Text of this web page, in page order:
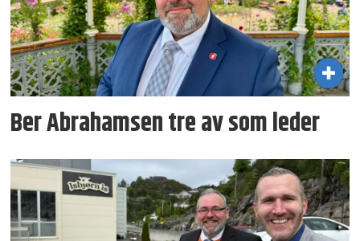
Ber Abrahamsen tre av som leder